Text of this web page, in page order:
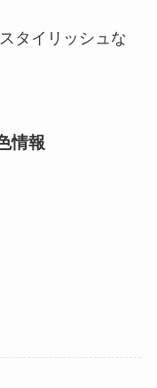
タイリッシュな
情報